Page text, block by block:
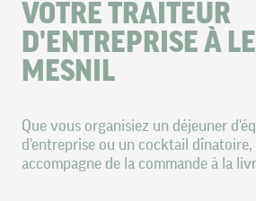
VOTRE TRAITEUR
D'ENTREPRISE À
MESNIL
Que vous organisiez un déjeuner
d'entreprise ou un cocktail
accompagne de la commande à la